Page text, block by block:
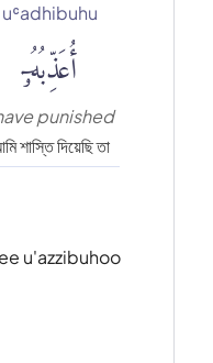
uʿadhibuhu
أُعَذِّبُهُۥٓ
punished
শাস্তি দিয়েছি তা
u'azzibuhoo